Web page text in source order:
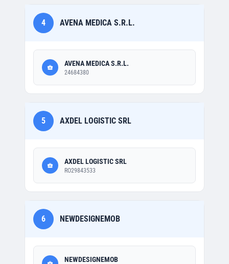
4 AVENA MEDICA S.R.L.
AVENA MEDICA S.R.L.
24684380
5 AXDEL LOGISTIC SRL
AXDEL LOGISTIC SRL
RO29843533
6 NEWDESIGNEMOB
NEWDESIGNEMOB